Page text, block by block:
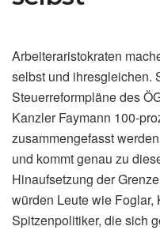
Arbeiteraristokraten
selbst und ihresgleichen.
Steuerreformpläne des
Kanzler Faymann 100-
zusammengefasst
und kommt genau zu
Hinaufsetzung der
würden Leute wie Foglar,
Spitzenpolitiker, die sich